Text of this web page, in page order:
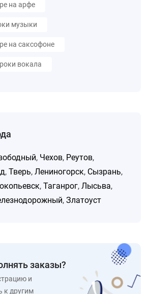
на арфе
музыки
на саксофоне
вокала
, Чехов, Реутов,
, Тверь, Лениногорск, Сызрань,
, Таганрог, Лысьва,
, Златоуст
заказы?
и
к другим